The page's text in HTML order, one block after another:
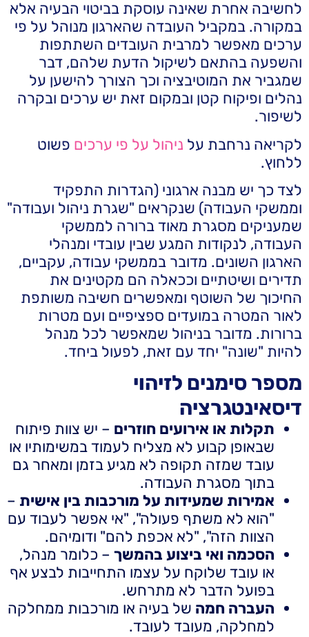
לחשיבה אחרת שאינה עוסקת בביטוי הבעיה אלא
במקורה. במקביל העובדה שהארגון מנוהל על פי
ערכים מאפשר למרבית העובדים השתתפות
והשפעה בהתאם לשיקול הדעת שלהם, דבר
שמגביר את המוטיבציה וכך הצורך להישען על
נהלים ופיקוח קטן ובמקום זאת יש ערכים ובקרה
לשיפור.
לקריאה נרחבת על ניהול על פי ערכים פשוט
ללחוץ.
לצד כך יש מבנה ארגוני (הגדרות התפקיד
וממשקי העבודה) שנקראים "שגרת ניהול ועבודה"
שמעניקים מסגרת מאוד ברורה לממשקי
העבודה, לנקודות המגע שבין עובדי ומנהלי
הארגון השונים. מדובר בממשקי עבודה, עקביים,
תדירים ושיטתיים וככאלה הם מקטינים את
החיכוך של השוטף ומאפשרים חשיבה משותפת
לאור המטרה במועדים ספציפיים ועם מטרות
ברורות. מדובר בניהול שמאפשר לכל מנהל
להיות "שונה" יחד עם זאת, לפעול ביחד.
מספר סימנים לזיהוי
דיסאינטגרציה
תקלות או אירועים חוזרים – יש צוות פיתוח
שבאופן קבוע לא מצליח לעמוד במשימותיו או
עובד שמזה תקופה לא מגיע בזמן ומאחר גם
בתוך מסגרת העבודה.
אמירות שמעידות על מורכבות בין אישית –
"הוא לא משתף פעולה", "אי אפשר לעבוד עם
הצוות הזה", "לא אכפת להם" ודומיהם.
הסכמה ואי ביצוע בהמשך – כלומר מנהל,
או עובד שלוקח על עצמו התחייבות לבצע אף
בפועל הדבר לא מתרחש.
העברה חמה של בעיה או מורכבות ממחלקה
למחלקה, מעובד לעובד.